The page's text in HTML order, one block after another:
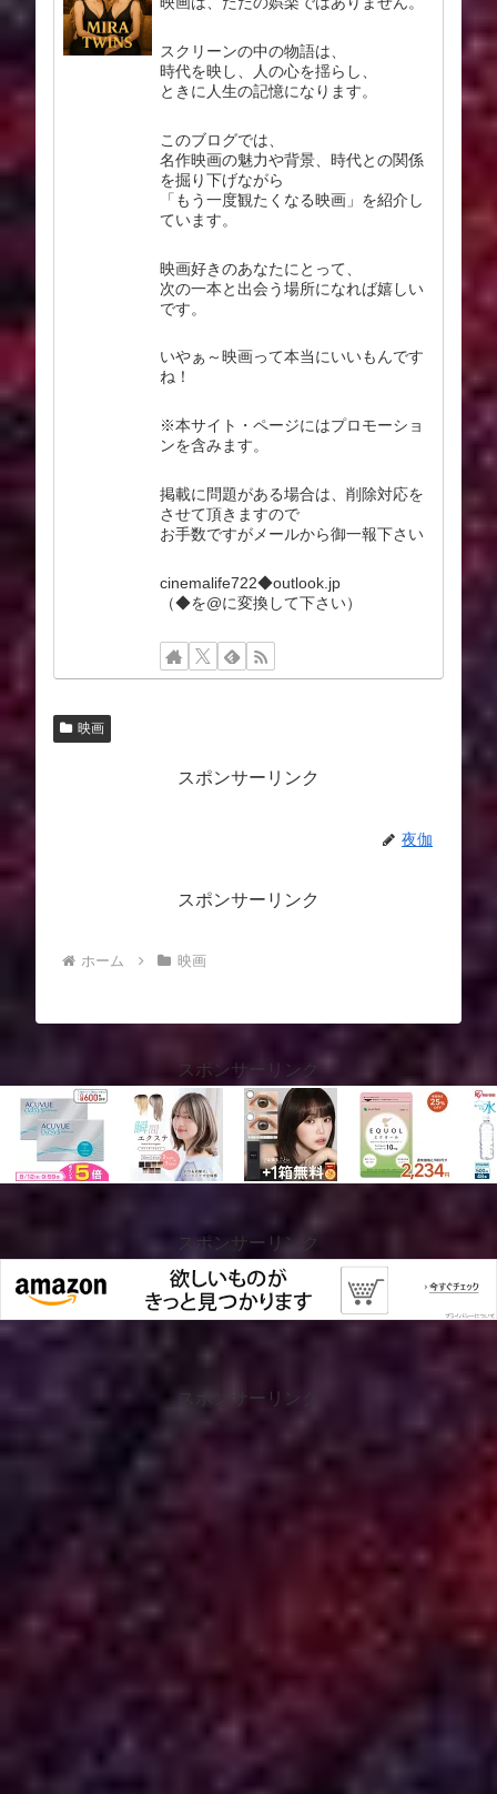
スクリーンの中の物語は、
時代を映し、人の心を揺らし、
ときに人生の記憶になります。
このブログでは、
名作映画の魅力や背景、時代との関係
を掘り下げながら
「もう一度観たくなる映画」を紹介し
ています。
映画好きのあなたにとって、
次の一本と出会う場所になれば嬉しい
です。
いやぁ～映画って本当にいいもんです
ね！
※本サイト・ページにはプロモーショ
ンを含みます。
掲載に問題がある場合は、削除対応を
させて頂きますので
お手数ですがメールから御一報下さい
cinemalife722◆outlook.jp
（◆を@に変換して下さい）
映画
スポンサーリンク
夜伽
スポンサーリンク
ホーム 映画
スポンサーリンク
スポンサーリンク
スポンサーリンク